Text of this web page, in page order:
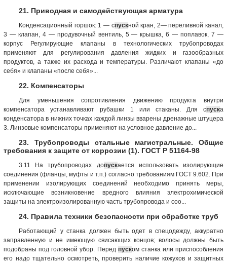
21. Приводная и самодействующая арматура
Конденсационный горшок: 1 — спускной кран, 2— переливной канал,
3 — клапан, 4 — продувочный вентиль, 5 — крышка, 6 — поплавок, 7 —
корпус Регулирующие клапаны в технологических трубопроводах
применяют для регулирования давления жидких и газообразных
продуктов, а также их расхода и температуры. Различают клапаны «до
себя» и клапаны «после себя»...
22. Компенсаторы
Для уменьшения сопротивления движению продукта внутри
компенсатора устанавливают рубашки 1 или стаканы. Для спуска
конденсатора в нижних точках каждой линзы вварены дренажные штуцера
3. Линзовые компенсаторы применяют на условное давление до...
23. Трубопроводы стальные магистральные. Общие
требования к защите от коррозии (1). ГОСТ Р 51164-98
3.11 На трубопроводах допускается использовать изолирующие
соединения (фланцы, муфты и т.п.) согласно требованиям ГОСТ 9.602. При
применении изолирующих соединений необходимо принять меры,
исключающие возникновение вредного влияния электрохимической
защиты на электроизолированную часть трубопровода и соо...
24. Правила техники безопасности при обработке труб
Работающий у станка должен быть одет в спецодежду, аккуратно
заправленную и не имеющую свисающих концов; волосы должны быть
подобраны под головной убор. Перед пуском станка или приспособления
его надо тщательно осмотреть, проверить наличие кожухов и защитных